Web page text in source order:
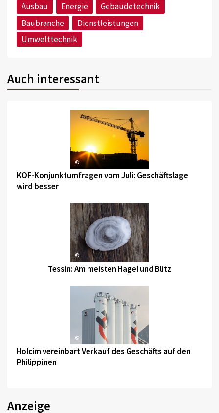
Ausbau
Energie
Gebäudetechnik
Baubranche
Dienstleistungen
Umwelttechnik
Auch interessant
©
KOF-Konjunktumfragen vom Juli: Geschäftslage
wird besser
©
Tessin: Am meisten Hagel und Blitz
©
Holcim vereinbart Verkauf des Geschäfts auf den
Philippinen
Anzeige